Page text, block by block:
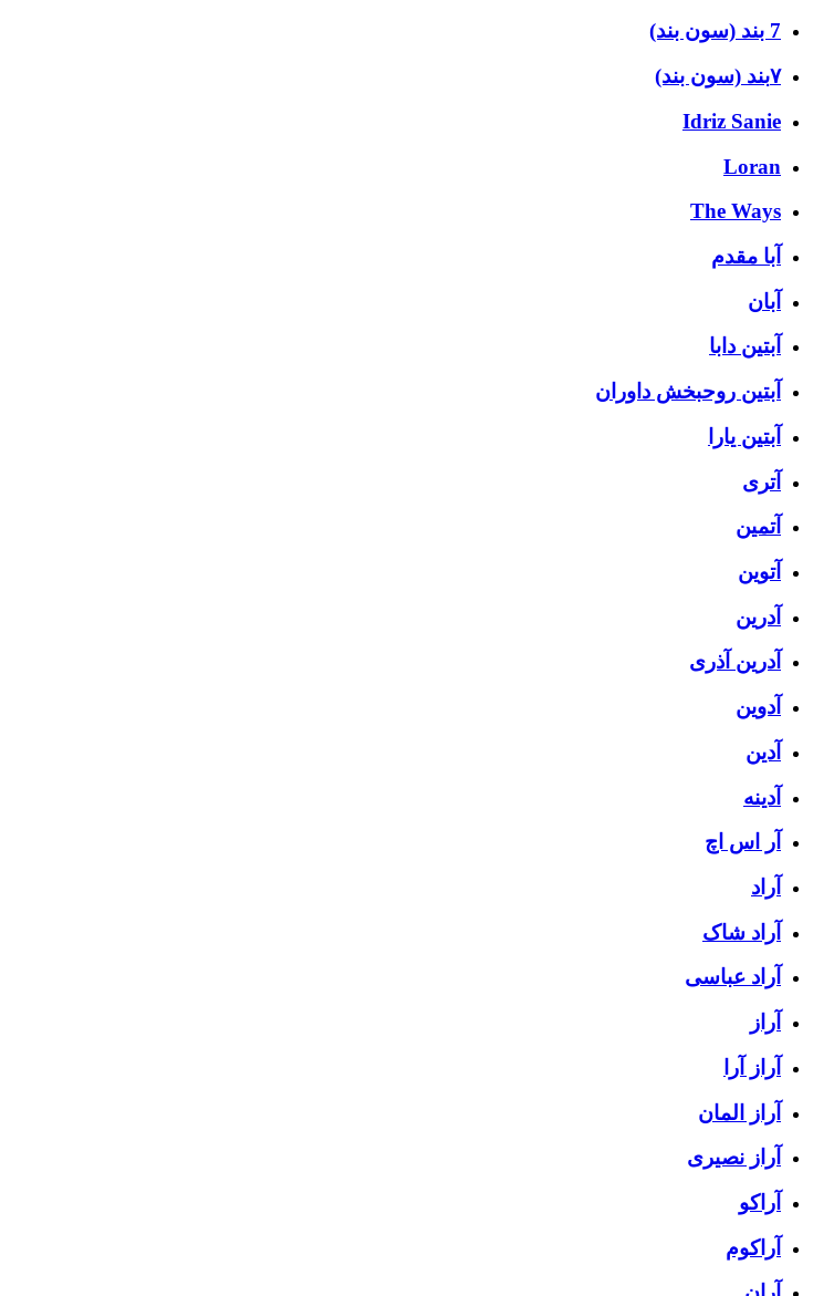
7 بند (سون بند)
۷بند (سون بند)
Idriz Sanie
Loran
The Ways
آبا مقدم
آبان
آبتین دابا
آبتین روحبخش داوران
آبتین یارا
آتری
آتمین
آتوین
آدرین
آدرین آذری
آدوین
آدین
آدینه
آر اس اچ
آراد
آراد شاک
آراد عباسی
آراز
آراز آرا
آراز المان
آراز نصیری
آراکو
آراکوم